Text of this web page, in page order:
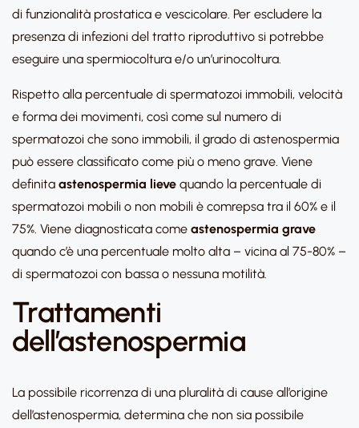
di funzionalità prostatica e vescicolare. Per escludere la
presenza di infezioni del tratto riproduttivo si potrebbe
eseguire una spermiocoltura e/o un’urinocoltura.
Rispetto alla percentuale di spermatozoi immobili, velocità
e forma dei movimenti, così come sul numero di
spermatozoi che sono immobili, il grado di astenospermia
può essere classificato come più o meno grave. Viene
definita astenospermia lieve quando la percentuale di
spermatozoi mobili o non mobili è comrepsa tra il 60% e il
75%. Viene diagnosticata come astenospermia grave
quando c’è una percentuale molto alta – vicina al 75-80% –
di spermatozoi con bassa o nessuna motilità.
Trattamenti
dell’astenospermia
La possibile ricorrenza di una pluralità di cause all’origine
dell’astenospermia, determina che non sia possibile